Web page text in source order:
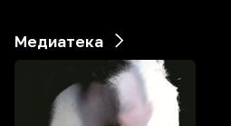
Медиатека